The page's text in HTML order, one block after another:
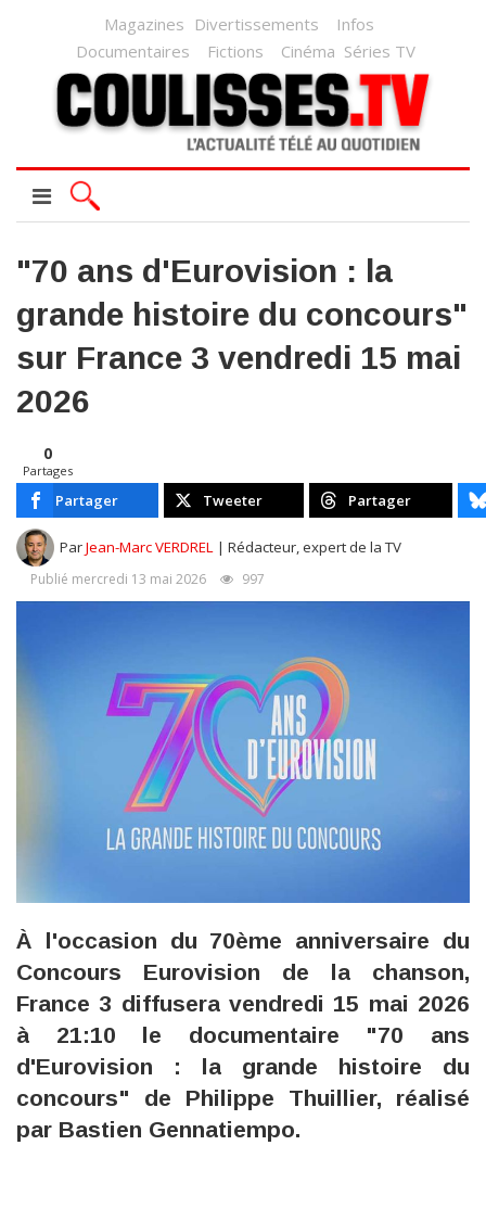
Magazines Divertissements
Infos
Documentaires
Fictions Cinéma Séries TV
"70 ans d'Eurovision : la
grande histoire du concours"
sur France 3 vendredi 15 mai
2026
0
Partages
Partager Tweeter Partager
ParJean-Marc VERDREL | Rédacteur, expert de la TV
Publié mercredi 13 mai 2026 997
À l'occasion du 70ème anniversaire du
Concours Eurovision de la chanson,
France 3 diffusera vendredi 15 mai 2026
à 21:10 le documentaire "70 ans
d'Eurovision : la grande histoire du
concours" de Philippe Thuillier, réalisé
par Bastien Gennatiempo.